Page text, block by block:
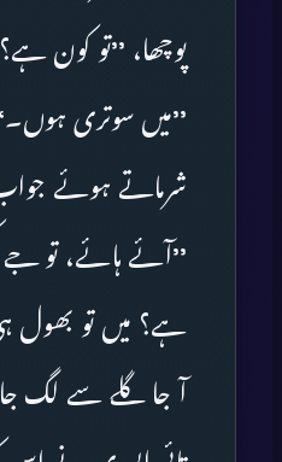
پوچھا، ’’تو کون
’’میں سوتری
شرماتے ہوئے
’’آئے ہائے، تو
ہے؟ میں تو بھول
آ جا گلے سے لگ